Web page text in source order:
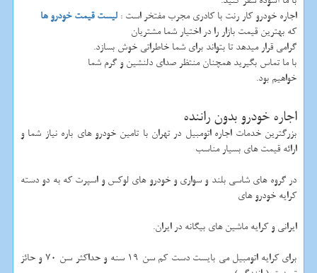
اجاره خودرو کار رنت با کادری مجرب مفتخر است : لیست قیمت خودرو ها
که بهترین قیمت بازار را در اختیار شما مشتریان
گرامی قرار میدهد تا بتواند برای شما خاطراتی خوش بسازد.
با ما تماس بگیرید همچنان منتظر صدای دلنشین و گرم شما
خواهیم بود.
اجاره خودرو بدون راننده
بزرگترین خدمات اجاره اتومبیل در تهران با تامین خودرو های باره نیاز شما و
ارائه قیمت های بسیار مناسب
در گروه های شاسی بلند و سواری و خودرو های لوکس و اسپرت که به دو دسته
کرایه خودرو های
ایرانی و کرایه ماشین های بیگانه در ایران.
برای کرایه اتومبیل می بایست دست کم سن 19 سنه و حداکثر سن 70 و حائز